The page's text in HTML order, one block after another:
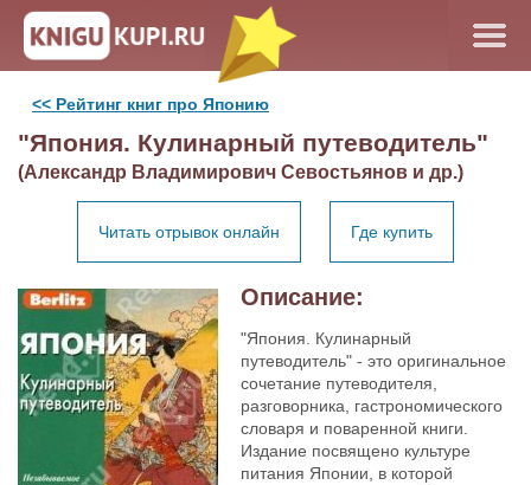
<< Рейтинг книг про Японию
"Япония. Кулинарный путеводитель"
(Александр Владимирович Севостьянов и др.)
Читать отрывок онлайн Где купить
Описание:
"Япония. Кулинарный
путеводитель" - это оригинальное
сочетание путеводителя,
разговорника, гастрономического
словаря и поваренной книги.
Издание посвящено культуре
питания Японии, в которой